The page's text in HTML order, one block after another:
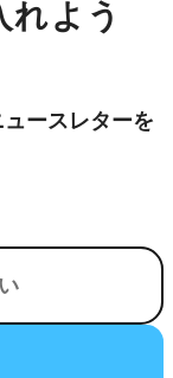
よう
ースレターを